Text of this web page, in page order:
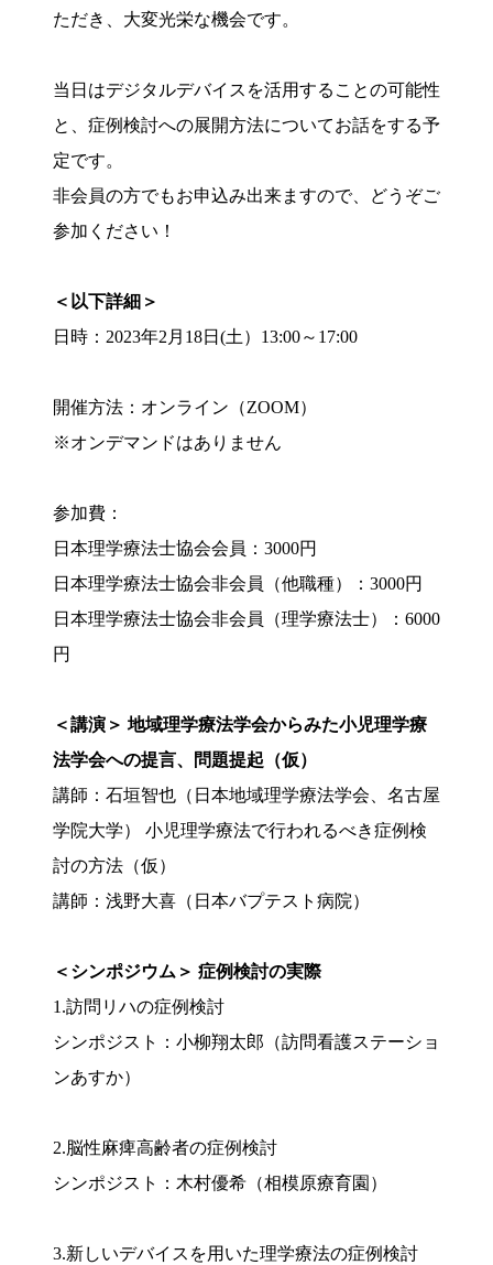
ただき、大変光栄な機会です。
当日はデジタルデバイスを活用することの可能性
と、症例検討への展開方法についてお話をする予
定です。
非会員の方でもお申込み出来ますので、どうぞご
参加ください！
＜以下詳細＞
日時：2023年2月18日(土）13:00～17:00
開催方法：オンライン（ZOOM）
※オンデマンドはありません
参加費：
日本理学療法士協会会員：3000円
日本理学療法士協会非会員（他職種）：3000円
日本理学療法士協会非会員（理学療法士）：6000
円
＜講演＞ 地域理学療法学会からみた小児理学療
法学会への提言、問題提起（仮）
講師：石垣智也（日本地域理学療法学会、名古屋
学院大学） 小児理学療法で行われるべき症例検
討の方法（仮）
講師：浅野大喜（日本バプテスト病院）
＜シンポジウム＞ 症例検討の実際
1.訪問リハの症例検討
シンポジスト：小柳翔太郎（訪問看護ステーショ
ンあすか）
2.脳性麻痺高齢者の症例検討
シンポジスト：木村優希（相模原療育園）
3.新しいデバイスを用いた理学療法の症例検討